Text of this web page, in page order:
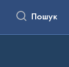
Пошук